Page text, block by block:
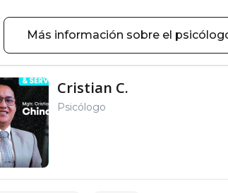
Más información sobre el
Cristian C.
Psicólogo